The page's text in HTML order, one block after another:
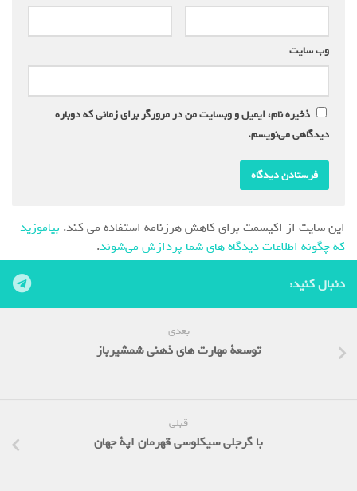
وب‌ سایت
ذخیره نام، ایمیل و وبسایت من در مرورگر برای زمانی که دوباره
دیدگاهی می‌نویسم.
این سایت از اکیسمت برای کاهش هرزنامه استفاده می کند. بیاموزید
که چگونه اطلاعات دیدگاه های شما پردازش می‌شوند.
دنبال کنید:
بعدی
توسعة مهارت های ذهنی شمشیرباز
قبلی
با گرجلی سیکلوسی قهرمان اپة جهان